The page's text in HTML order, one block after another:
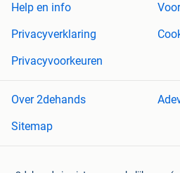
Help en info
Privacyverklaring
Privacyvoorkeuren
Over 2dehands
Sitemap